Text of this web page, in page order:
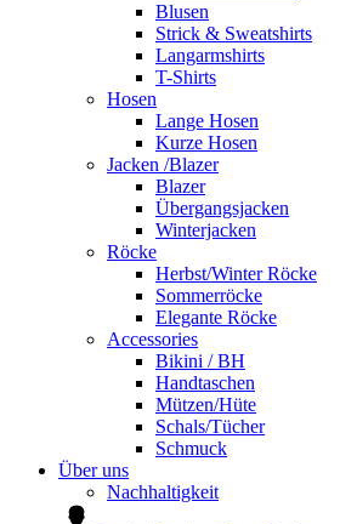
Blusen
Strick & Sweatshirts
Langarmshirts
T-Shirts
Hosen
Lange Hosen
Kurze Hosen
Jacken /Blazer
Blazer
Übergangsjacken
Winterjacken
Röcke
Herbst/Winter Röcke
Sommerröcke
Elegante Röcke
Accessories
Bikini / BH
Handtaschen
Mützen/Hüte
Schals/Tücher
Schmuck
Über uns
Nachhaltigkeit